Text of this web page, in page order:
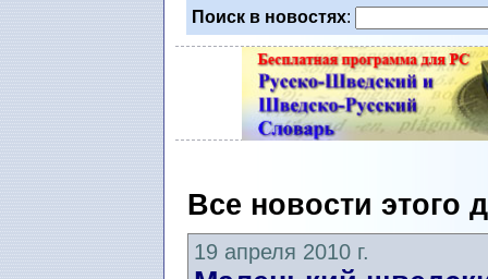
Поиск в новостях:
Все новости этого
19 апреля 2010 г.